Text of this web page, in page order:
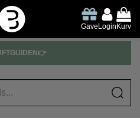
GaveLoginKurv